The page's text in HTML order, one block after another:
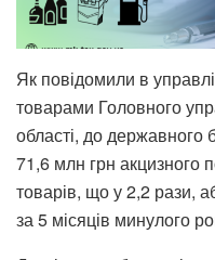
Як повідомили в
товарами Головного
області, до державного
71,6 млн грн акцизного
товарів, що у 2,2 рази,
за 5 місяців минулого